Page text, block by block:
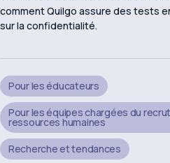
comment Quilgo assure des tests
sur la confidentialité.
Pour les éducateurs
Pour les équipes chargées du
ressources humaines
Recherche et tendances